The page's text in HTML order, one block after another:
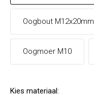
Oogbout M12x20mm
Oogmoer M10
Kies materiaal: